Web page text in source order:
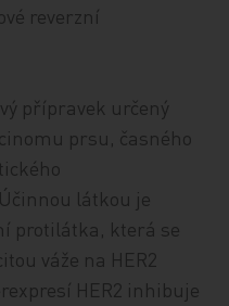
reverzní
přípravek určený
prsu, časného
Účinnou látkou je
protilátka, která se
váže na HER2
HER2 inhibuje